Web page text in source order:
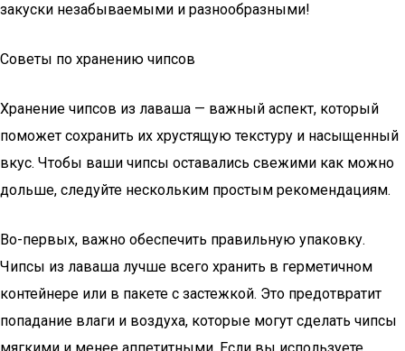
закуски незабываемыми и разнообразными!
Советы по хранению чипсов
Хранение чипсов из лаваша — важный аспект, который
поможет сохранить их хрустящую текстуру и насыщенный
вкус. Чтобы ваши чипсы оставались свежими как можно
дольше, следуйте нескольким простым рекомендациям.
Во-первых, важно обеспечить правильную упаковку.
Чипсы из лаваша лучше всего хранить в герметичном
контейнере или в пакете с застежкой. Это предотвратит
попадание влаги и воздуха, которые могут сделать чипсы